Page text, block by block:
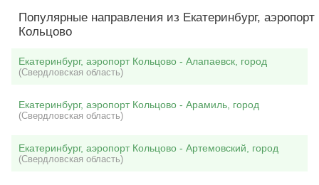
Популярные направления из Екатеринбург, аэропорт
Кольцово
Екатеринбург, аэропорт Кольцово - Алапаевск, город
(Свердловская область)
Екатеринбург, аэропорт Кольцово - Арамиль, город
(Свердловская область)
Екатеринбург, аэропорт Кольцово - Артемовский, город
(Свердловская область)